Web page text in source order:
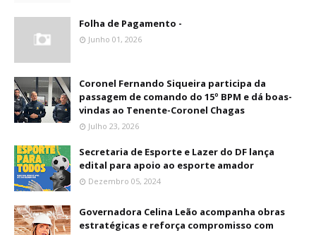
Folha de Pagamento -
Junho 01, 2026
Coronel Fernando Siqueira participa da
passagem de comando do 15º BPM e dá boas-
vindas ao Tenente-Coronel Chagas
Julho 23, 2026
Secretaria de Esporte e Lazer do DF lança
edital para apoio ao esporte amador
Dezembro 05, 2024
Governadora Celina Leão acompanha obras
estratégicas e reforça compromisso com